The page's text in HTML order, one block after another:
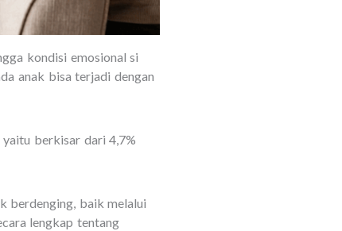
kondisi emosional si
anak bisa terjadi dengan
berkisar dari 4,7%
berdenging, baik melalui
lengkap tentang